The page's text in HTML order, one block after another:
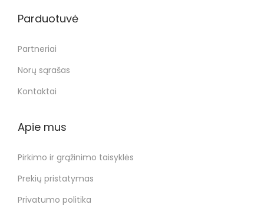
Parduotuvė
Partneriai
Norų sąrašas
Kontaktai
Apie mus
Pirkimo ir grąžinimo taisyklės
Prekių pristatymas
Privatumo politika